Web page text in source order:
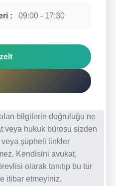
: 09:00 - 17:30
bilgilerin doğruluğu ne
veya hukuk bürosu sizden
şüpheli linkler
Kendisini avukat,
olarak tanıtıp bu tür
itibar etmeyiniz.